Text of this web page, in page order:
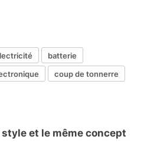
batterie
coup de tonnerre
et le même concept